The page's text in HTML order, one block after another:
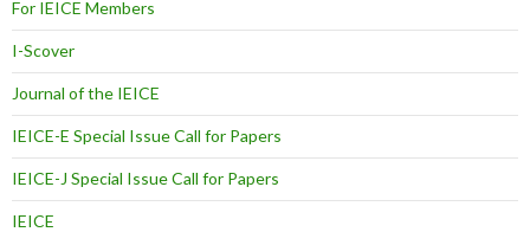
For IEICE Members
I-Scover
Journal of the IEICE
IEICE-E Special Issue Call for Papers
IEICE-J Special Issue Call for Papers
IEICE